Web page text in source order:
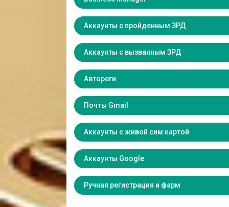
Аккаунты с пройденным ЗРД
Аккаунты с вызванным ЗРД
Автореги
Почты Gmail
Аккаунты с живой сим картой
Аккаунты Google
Ручная регистрация и фарм